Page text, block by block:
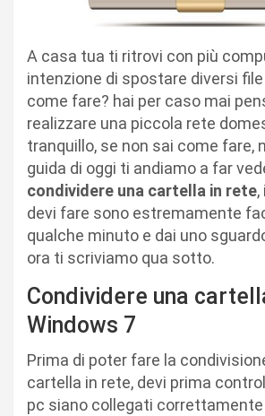
A casa tua ti ritrovi con più
intenzione di spostare diversi
come fare? hai per caso mai
realizzare una piccola rete
tranquillo, se non sai come fare,
guida di oggi ti andiamo a far
condividere una cartella in rete
devi fare sono estremamente
qualche minuto e dai uno
ora ti scriviamo qua sotto.
Condividere una
Windows 7
Prima di poter fare la
cartella in rete, devi prima
pc siano collegati